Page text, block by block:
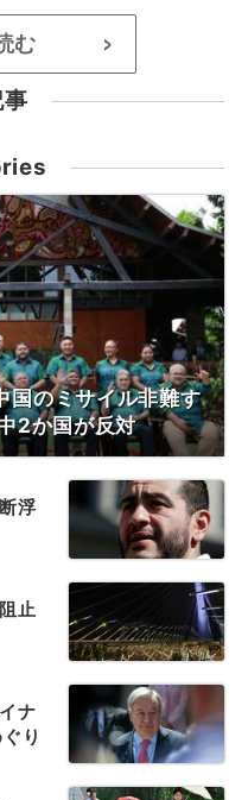
む >
国のミサイル非難す
2か国が反対
浮
止
ナ
り